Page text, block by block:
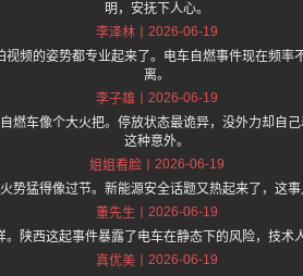
明，安抚下人心。
李泽林
2026-06-19
频的姿势都专业起来了。电车自燃事件现在频
离。
李子雄
2026-06-19
燃车像个大火把。停放状态最诡异，没外力却自
这种意外。
姐姐看脸
2026-06-19
势猛得像过节。新能源安全话题又热起来了，这事
董先生
2026-06-19
陕西这起事件暴露了电车在静态下的风险，技术
真优美
2026-06-19